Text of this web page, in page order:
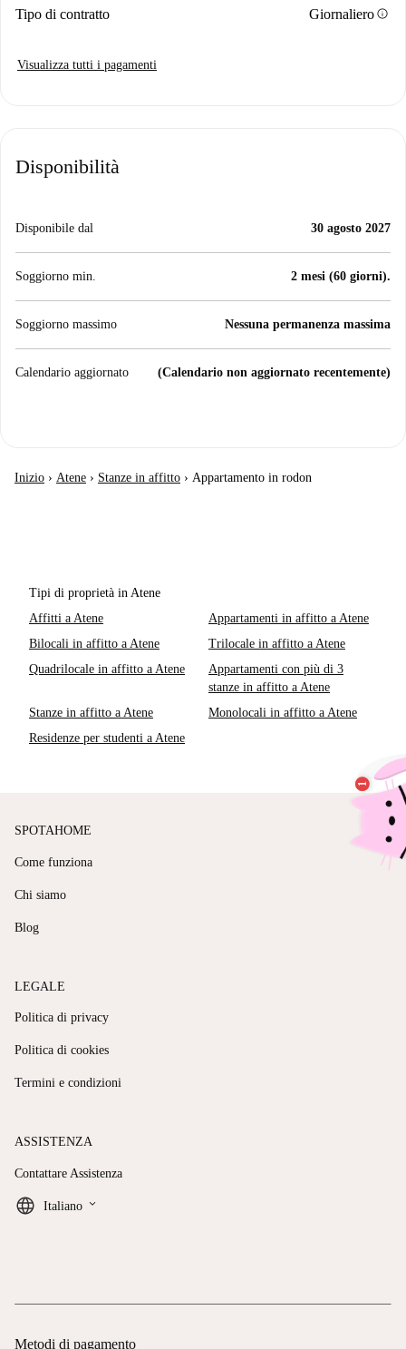
Tipo di contratto Giornalieroinfo
Visualizza tutti i pagamenti
Disponibilità
Disponibile dal 30 agosto 2027
Soggiorno min. 2 mesi (60 giorni).
Soggiorno massimo Nessuna permanenza massima
Calendario aggiornato (Calendario non aggiornato recentemente)
Inizio › Atene › Stanze in affitto › Appartamento in rodon
Tipi di proprietà in Atene
Affitti a Atene
Appartamenti in affitto a Atene
Bilocali in affitto a Atene
Trilocale in affitto a Atene
Quadrilocale in affitto a Atene
Appartamenti con più di 3
stanze in affitto a Atene
Stanze in affitto a Atene
Monolocali in affitto a Atene
Residenze per studenti a Atene
SPOTAHOME
Come funziona
Chi siamo
Blog
LEGALE
Politica di privacy
Politica di cookies
Termini e condizioni
ASSISTENZA
Contattare Assistenza
Italiano keyboard_arrow_down
Metodi di pagamento